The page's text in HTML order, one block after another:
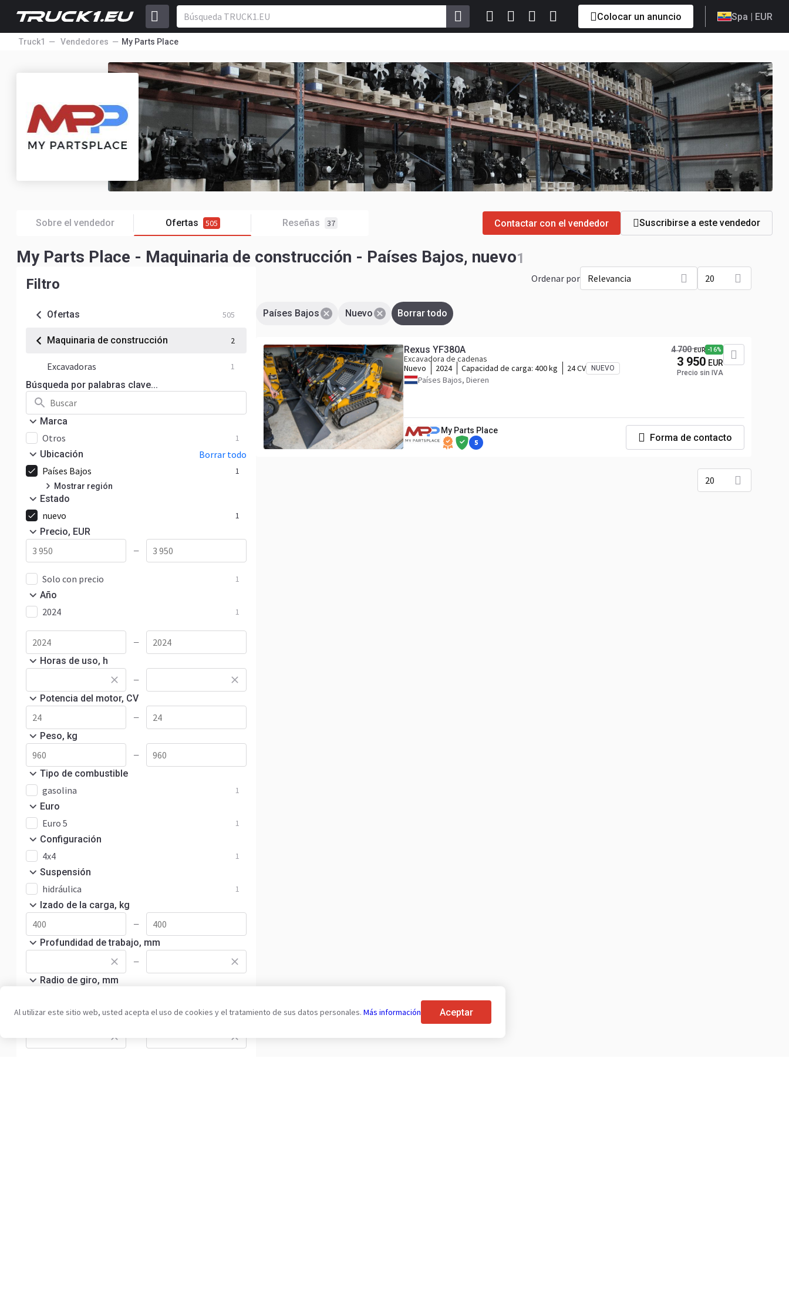
Colocar un anuncio Spa | EUR
Truck1 Vendedores My Parts Place
Sobre el vendedor Ofertas 505 Reseñas 37 Contactar con el vendedor Suscribirse a este vendedor
My Parts Place - Maquinaria de construcción - Países Bajos, nuevo1
Filtro
Ofertas 505
Maquinaria de construcción 2
Excavadoras 1
Búsqueda por palabras clave...
Marca
Otros 1
Ubicación
Borrar todo
Países Bajos
1
Mostrar región
Gelderland
Estado
nuevo 1
Precio, EUR
—
Solo con precio 1
Año
2024 1
—
Horas de uso, h
—
Potencia del motor, CV
—
Peso, kg
—
Tipo de combustible
gasolina 1
Euro
Euro 5 1
Configuración
4x4 1
Suspensión
hidráulica 1
Izado de la carga, kg
—
Profundidad de trabajo, mm
—
Radio de giro, mm
Velocidad máxima, km/h
Ordenar por Relevancia 20
Países Bajos Nuevo Borrar todo
Rexus YF380A
Excavadora de cadenas
Nuevo
2024 Capacidad de carga: 400 kg 24 CV NUEVO
Países Bajos, Dieren
4 700 EUR -16%
3 950 EUR
Precio sin IVA
My Parts Place
5 Forma de contacto
20
Al utilizar este sitio web, usted acepta el uso de cookies y el tratamiento de sus datos personales. Más información Aceptar